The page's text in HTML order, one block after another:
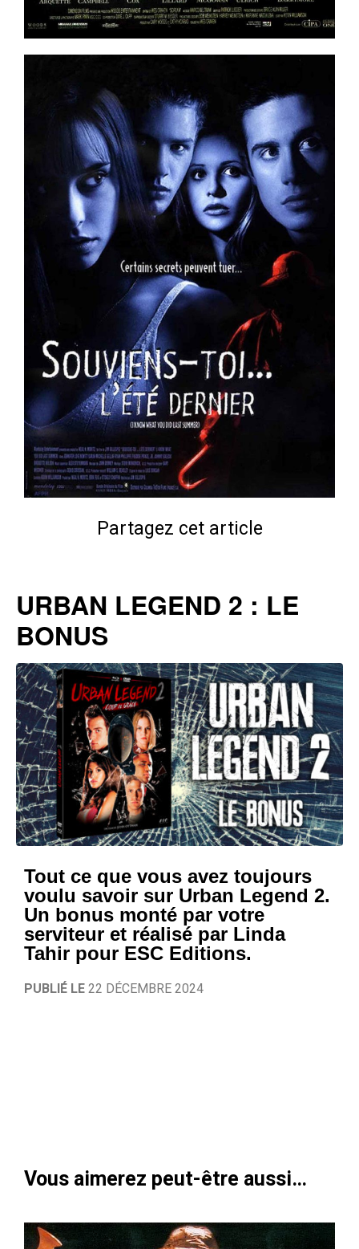
Partagez cet article
URBAN LEGEND 2 : LE
BONUS
Tout ce que vous avez toujours
voulu savoir sur Urban Legend 2.
Un bonus monté par votre
serviteur et réalisé par Linda
Tahir pour ESC Editions.
PUBLIÉ LE 22 DÉCEMBRE 2024
Vous aimerez peut-être aussi…